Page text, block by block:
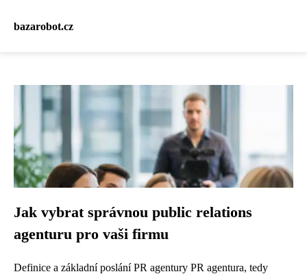
bazarobot.cz
Jak vybrat správnou public relations
agenturu pro vaši firmu
Definice a základní poslání PR agentury PR agentura, tedy